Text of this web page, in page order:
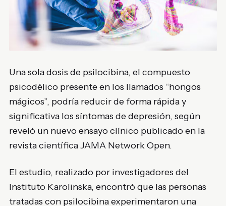
Una sola dosis de psilocibina, el compuesto
psicodélico presente en los llamados “hongos
mágicos”, podría reducir de forma rápida y
significativa los síntomas de depresión, según
reveló un nuevo ensayo clínico publicado en la
revista científica JAMA Network Open.
El estudio, realizado por investigadores del
Instituto Karolinska, encontró que las personas
tratadas con psilocibina experimentaron una